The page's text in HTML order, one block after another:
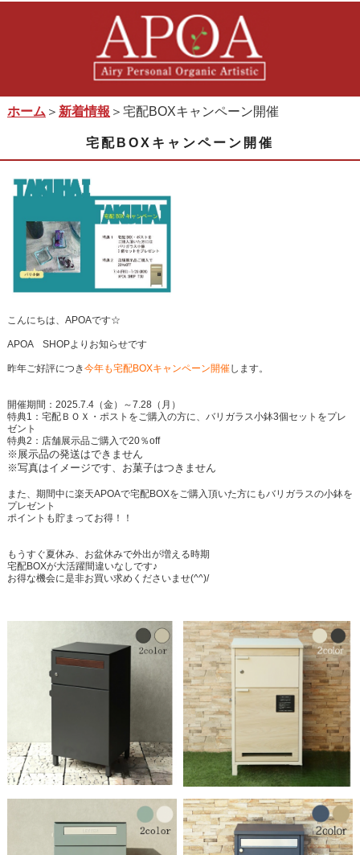
ホーム ＞ 新着情報 ＞宅配BOXキャンペーン開催
宅配BOXキャンペーン開催
こんにちは、APOAです☆
APOA SHOPよりお知らせです
昨年ご好評につき今年も宅配BOXキャンペーン開催します。
開催期間：2025.7.4（金）～7.28（月）
特典1：宅配ＢＯＸ・ポストをご購入の方に、バリガラス小鉢3個セットをプレ
ゼント
特典2：店舗展示品ご購入で20％off
※展示品の発送はできません
※写真はイメージです、お菓子はつきません
また、期間中に楽天APOAで宅配BOXをご購入頂いた方にもバリガラスの小鉢を
プレゼント
ポイントも貯まってお得！！
もうすぐ夏休み、お盆休みで外出が増える時期
宅配BOXが大活躍間違いなしです♪
お得な機会に是非お買い求めくださいませ(^^)/